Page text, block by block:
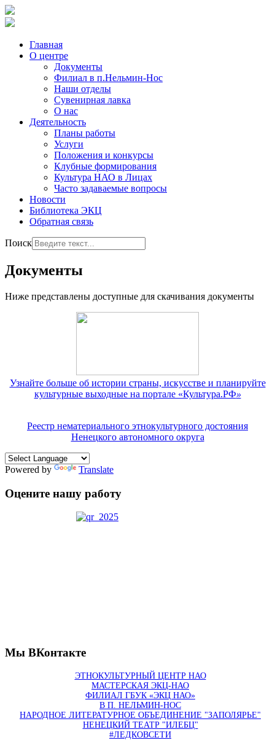
Главная
О центре
Документы
Филиал в п.Нельмин-Нос
Наши отделы
Сувенирная лавка
О нас
Деятельность
Планы работы
Услуги
Положения и конкурсы
Клубные формирования
Культура НАО в Лицах
Часто задаваемые вопросы
Новости
Библиотека ЭКЦ
Обратная связь
Поиск
Документы
Ниже представлены доступные для скачивания документы
Узнайте больше об истории страны, искусстве и планируйте
культурные выходные на портале «Культура.РФ»
Реестр нематериального этнокультурного достояния
Ненецкого автономного округа
Powered by Translate
Оцените нашу работу
Мы ВКонтакте
ЭТНОКУЛЬТУРНЫЙ ЦЕНТР НАО
МАСТЕРСКАЯ ЭКЦ-НАО
ФИЛИАЛ ГБУК «ЭКЦ НАО»
В П. НЕЛЬМИН-НОС
НАРОДНОЕ ЛИТЕРАТУРНОЕ ОБЪЕДИНЕНИЕ "ЗАПОЛЯРЬЕ"
НЕНЕЦКИЙ ТЕАТР "ИЛЕБЦ"
#ЛЕДКОВСЕТИ